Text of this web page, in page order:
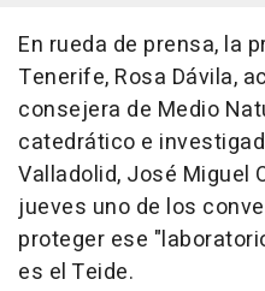
En rueda de prensa, la
Tenerife, Rosa Dávila,
consejera de Medio
catedrático e
Valladolid, José Miguel
jueves uno de los
proteger ese
es el Teide.